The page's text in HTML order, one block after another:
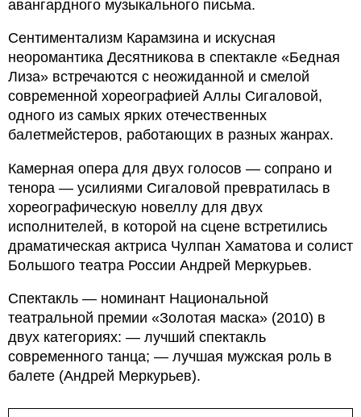
авангардного музыкального письма.
Сентиментализм Карамзина и искусная
неоромантика Десятникова в спектакле «Бедная
Лиза» встречаются с неожиданной и смелой
современной хореографией Аллы Сигаловой,
одного из самых ярких отечественных
балетмейстеров, работающих в разных жанрах.
Камерная опера для двух голосов — сопрано и
тенора — усилиями Сигаловой превратилась в
хореографическую новеллу для двух
исполнителей, в которой на сцене встретились
драматическая актриса Чулпан Хаматова и солист
Большого театра России Андрей Меркурьев.
Спектакль — номинант Национальной
театральной премии «Золотая маска» (2010) в
двух категориях: — лучший спектакль
современного танца; — лучшая мужская роль в
балете (Андрей Меркурьев).